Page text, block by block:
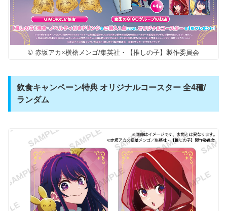
© 赤坂アカ×横槍メンゴ/集英社・【推しの子】製作委員会
飲食キャンペーン特典 オリジナルコースター 全4種/
ランダム